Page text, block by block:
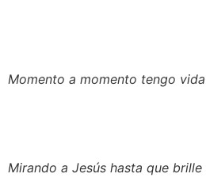
Momento a momento tengo
Mirando a Jesús hasta que